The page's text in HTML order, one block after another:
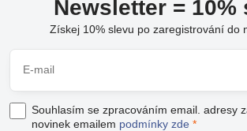
Newsletter = 10%
Získej 10% slevu po zaregistrování do
Souhlasím se zpracováním email. adresy
novinek emailem podmínky zde *